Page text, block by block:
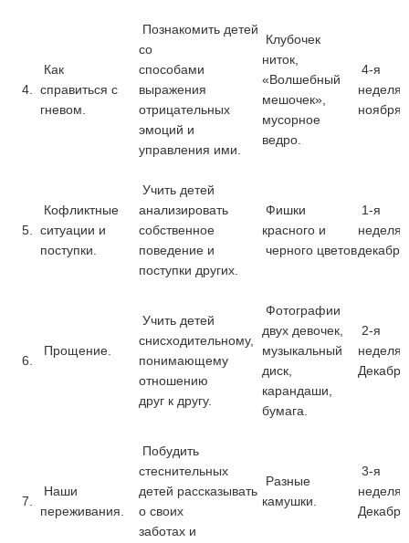
4.
Как
справиться с
гневом.
Познакомить детей
со
способами
выражения
отрицательных
эмоций и
управления ими.
Клубочек
ниток,
«Волшебный
мешочек»,
мусорное
ведро.
4-я
неделя
ноября
5.
Кофликтные
ситуации и
поступки.
Учить детей
анализировать
собственное
поведение и
поступки других.
Фишки
красного и
черного цветов
1-я
неделя
декабря
6.
Прощение.
Учить детей
снисходительному,
понимающему
отношению
друг к другу.
Фотографии
двух девочек,
музыкальный
диск,
карандаши,
бумага.
2-я
неделя
Декабря
7.
Наши
переживания.
Побудить
стеснительных
детей рассказывать
о своих
заботах и
Разные
камушки.
3-я
неделя
Декабря